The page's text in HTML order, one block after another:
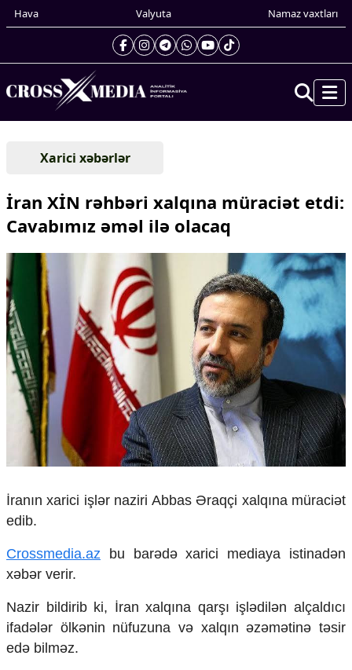
Hava Valyuta Namaz vaxtları
Gündəm
Xarici xəbərlər
Cənubi Qafqaz
Yaxın Şərq
Avropa
Amerika
Asiya
Afrika
Çarpaz baxış
Təhlil
Siyasi
Geosiyasi
İqtisadi
Sosioloji
Multimedia
Video
İnfoqrafika
Humanitar
Elm və təhsil
Xarici xəbərlər
İran XİN rəhbəri xalqına müraciət etdi:
Cavabımız əməl ilə olacaq
İranın xarici işlər naziri Abbas Əraqçi xalqına müraciət
edib.
Crossmedia.az bu barədə xarici mediaya istinadən
xəbər verir.
Nazir bildirib ki, İran xalqına qarşı işlədilən alçaldıcı
ifadələr ölkənin nüfuzuna və xalqın əzəmətinə təsir
edə bilməz.